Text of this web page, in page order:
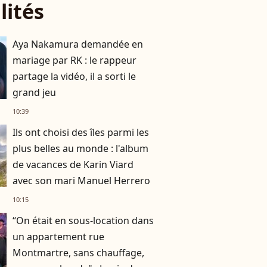
Aya Nakamura demandée en
mariage par RK : le rappeur
partage la vidéo, il a sorti le
grand jeu
10:39
Ils ont choisi des îles parmi les
plus belles au monde : l'album
de vacances de Karin Viard
avec son mari Manuel Herrero
10:15
“On était en sous-location dans
un appartement rue
Montmartre, sans chauffage,